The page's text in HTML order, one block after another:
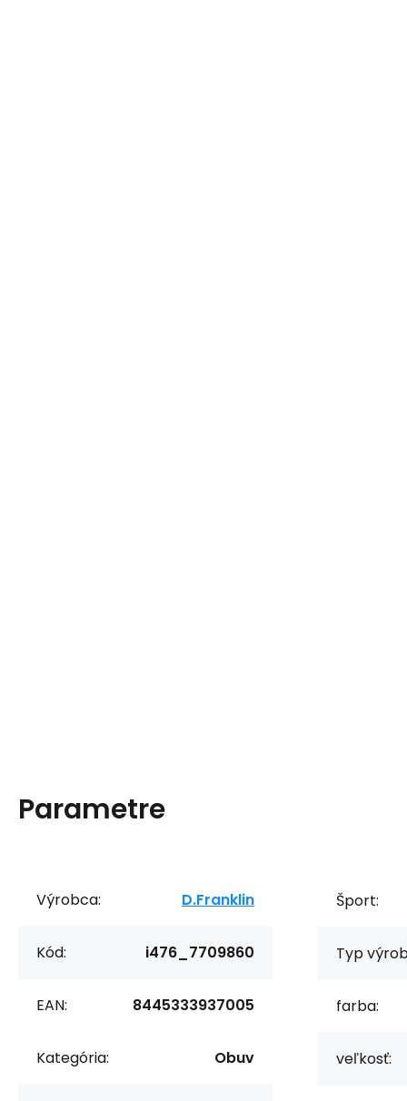
Parametre
Výrobca: D.Franklin
Kód: i476_7709860
EAN: 8445333937005
Kategória: Obuv
Šport:
Typ
farba:
veľkosť: